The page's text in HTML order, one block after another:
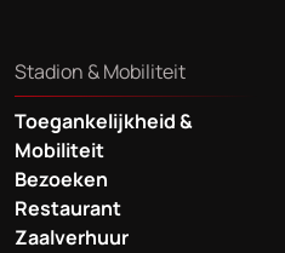
Stadion & Mobiliteit
Toegankelijkheid &
Mobiliteit
Bezoeken
Restaurant
Zaalverhuur